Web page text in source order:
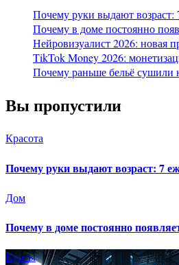
Почему руки выдают
Почему в доме постоянно
Нейровизуалист 2026: новая
TikTok Money 2026:
Почему раньше бельё сушили
Вы пропустили
Красота
Почему руки выдают возраст: 7
Дом
Почему в доме постоянно
Курсы